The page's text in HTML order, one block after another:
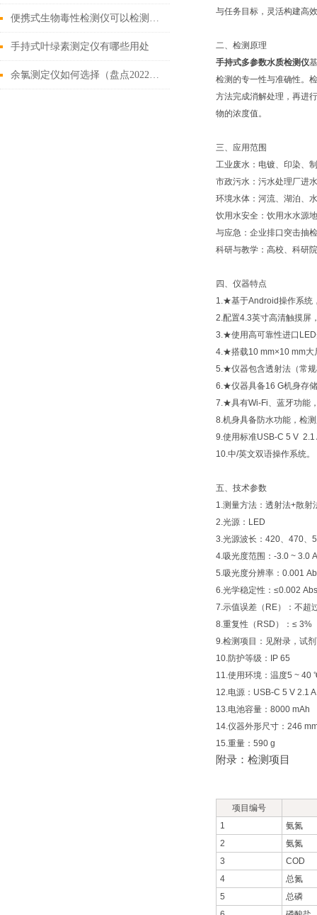
便携式生物毒性检测仪可以检测什么
手持式叶绿素测定仪有哪些用处
余氯测定仪如何选择（盘点2022年全新上市的余氯测定仪）
与任务目标，灵活构建高
二、检测原理
手持式多参数水质检测仪
检测的专一性与准确性。
方法完成消解处理，再进
物的浓度值。
三、应用范围
工业废水：电镀、印染、
市政污水：污水处理厂进
环境水体：河流、湖泊、
饮用水安全：饮用水水源
与应急：企业排口突击抽
科研与教学：高校、科研
四、仪器特点
1.★基于Android操作系统
2.配置4.3英寸高清触摸屏
3.★使用高可靠性进口
4.★搭载10 mm×10 mm大
5.★仪器包含透射法（常
6.★仪器具备16 G机身存
7.★具有Wi-Fi、蓝牙功能
8.机身具备防水功能，检
9.使用标准USB-C 5 V 2.1
10.中/英文双语操作系统。
五、技术参数
1.测量方法：透射法+散射
2.光源：LED
3.光源波长：420、470、
4.吸光度范围：-3.0 ~ 3.0
5.吸光度分辨率：0.001
6.光学稳定性：≤0.002
7.示值误差（RE）：不超
8.重复性（RSD）：≤ 3%
9.检测项目：见附录，试
10.防护等级：IP 65
11.使用环境：温度5 ~ 40
12.电源：USB-C 5 V 2.1
13.电池容量：8000 mAh
14.仪器外形尺寸：246
15.重量：590 g
附录：检测项目
项目编号
1
氨氮
2
氨氮
3
COD
4
总氮
5
总磷